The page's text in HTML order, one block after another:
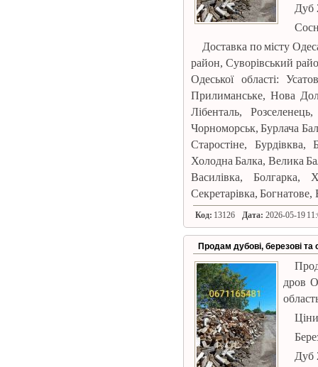
Дуб
Доставка по місту
район, Суворівський
Одеської області:
Прилиманське, Нова
Лібенталь,
Чорноморськ, Бурлача
Старостіне,
Холодна Балка, Велика
Василівка, Болгарка,
Секретарівка, Богнатове,
Код: 13126 Дата: 2026-05-19
Продам дубові, березові та
дров
Дуб